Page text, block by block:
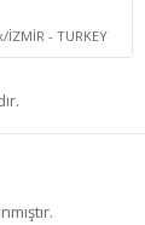
- TURKEY